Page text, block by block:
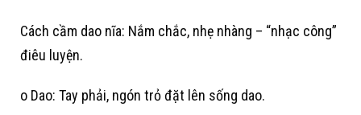
Cách cầm dao nĩa: Nắm chắc, nhẹ nhàng – “nhạc công”
điêu luyện.
o Dao: Tay phải, ngón trỏ đặt lên sống dao.